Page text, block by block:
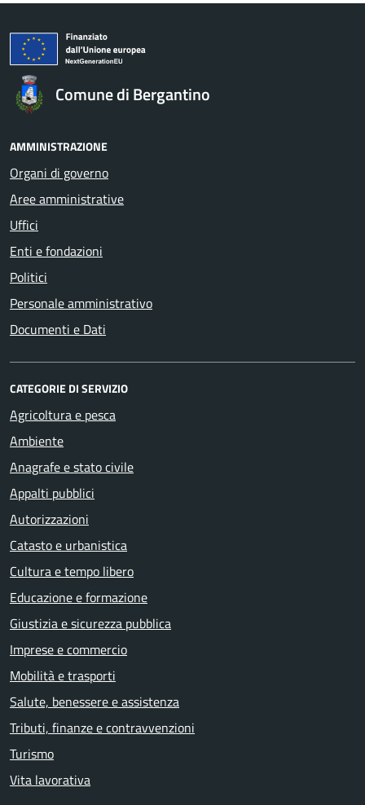
Comune di Bergantino
AMMINISTRAZIONE
Organi di governo
Aree amministrative
Uffici
Enti e fondazioni
Politici
Personale amministrativo
Documenti e Dati
CATEGORIE DI SERVIZIO
Agricoltura e pesca
Ambiente
Anagrafe e stato civile
Appalti pubblici
Autorizzazioni
Catasto e urbanistica
Cultura e tempo libero
Educazione e formazione
Giustizia e sicurezza pubblica
Imprese e commercio
Mobilità e trasporti
Salute, benessere e assistenza
Tributi, finanze e contravvenzioni
Turismo
Vita lavorativa